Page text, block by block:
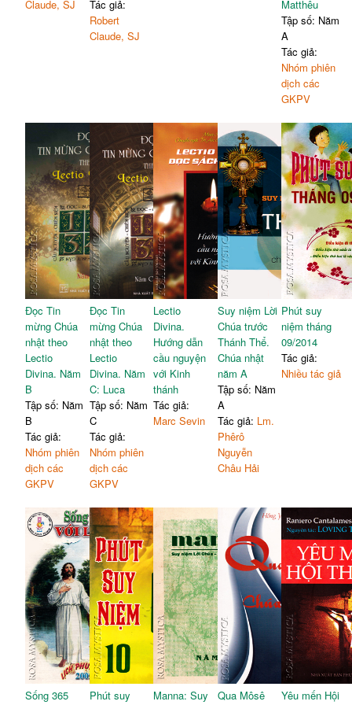
Claude, SJ
Tác giả:
Robert
Claude, SJ
Matthêu
Tập số: Năm
A
Tác giả:
Nhóm phiên
dịch các
GKPV
Đọc Tin
mừng Chúa
nhật theo
Lectio
Divina. Năm
B
Tập số: Năm
B
Tác giả:
Nhóm phiên
dịch các
GKPV
Đọc Tin
mừng Chúa
nhật theo
Lectio
Divina. Năm
C: Luca
Tập số: Năm
C
Tác giả:
Nhóm phiên
dịch các
GKPV
Lectio
Divina.
Hướng dẫn
cầu nguyện
với Kinh
thánh
Tác giả:
Marc Sevin
Suy niệm Lời
Chúa trước
Thánh Thể.
Chúa nhật
năm A
Tập số: Năm
A
Tác giả: Lm.
Phêrô
Nguyễn
Châu Hải
Phút suy
niệm tháng
09/2014
Tác giả:
Nhiều tác giả
Sống 365
Phút suy
Manna: Suy
Qua Môsê
Yêu mến Hội